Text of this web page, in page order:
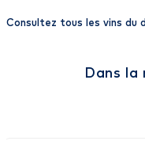
Consultez tous les vins du
Dans la